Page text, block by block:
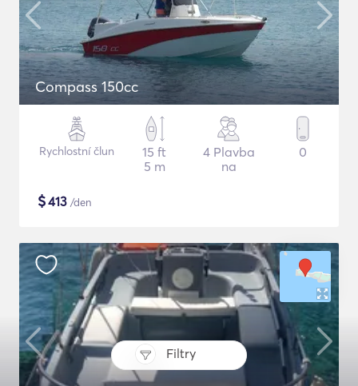
Filtry
Compass 150cc
Rychlostní člun
15 ft
5 m
4 Plavba
na
0
$413 /den